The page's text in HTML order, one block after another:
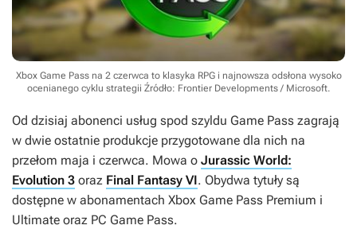
Xbox Game Pass na 2 czerwca to klasyka RPG i najnowsza odsłona wysoko
ocenianego cyklu strategii Źródło: Frontier Developments / Microsoft.
Od dzisiaj abonenci usług spod szyldu Game Pass zagrają
w dwie ostatnie produkcje przygotowane dla nich na
przełom maja i czerwca. Mowa o Jurassic World:
Evolution 3 oraz Final Fantasy VI. Obydwa tytuły są
dostępne w abonamentach Xbox Game Pass Premium i
Ultimate oraz PC Game Pass.